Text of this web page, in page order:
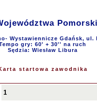
Wystawiennicze Gdańsk, ul.
gry: 60' + 30'' na ruch
Sędzia: Wiesław Libura
startowa zawodnika
1